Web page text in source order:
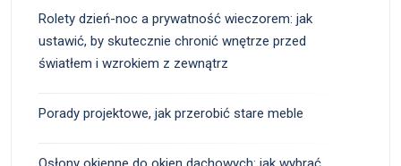
Rolety dzień-noc a prywatność wieczorem: jak
ustawić, by skutecznie chronić wnętrze przed
światłem i wzrokiem z zewnątrz
Porady projektowe, jak przerobić stare meble